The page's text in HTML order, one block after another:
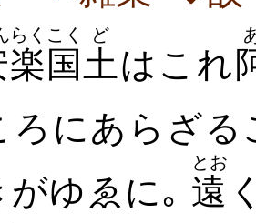
楽
らく
国
こく
土
ど
はこれ
ろにあらざ
がゆゑに｡ 遠
とお